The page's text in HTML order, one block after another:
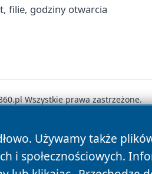
filie, godziny otwarcia
Używamy także
i społecznościowych.
Wszystkie prawa zastrzeżone.
Prywatności Polityka Cookies